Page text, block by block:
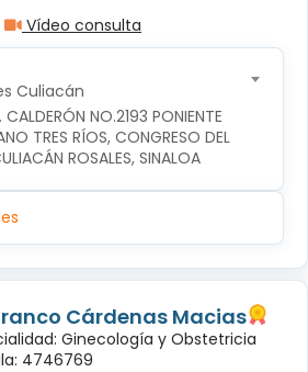
Vídeo consulta
Culiacán
NO.2193 PONIENTE
TRES RÍOS, CONGRESO DEL
ROSALES, SINALOA
Cárdenas Macias
Ginecología y Obstetricia
4746769